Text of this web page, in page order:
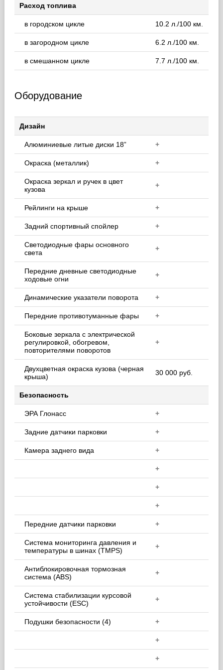
Расход топлива
в городском цикле 10.2 л./100 км.
в загородном цикле 6.2 л./100 км.
в смешанном цикле 7.7 л./100 км.
Оборудование
Дизайн
Алюминиевые литые диски 18” +
Окраска (металлик) +
Окраска зеркал и ручек в цвет
кузова
+
Рейлинги на крыше +
Задний спортивный спойлер +
Светодиодные фары основного
света
+
Передние дневные светодиодные
ходовые огни
+
Динамические указатели поворота +
Передние противотуманные фары +
Боковые зеркала с электрической
регулировкой, обогревом,
повторителями поворотов
+
Двухцветная окраска кузова (черная
крыша)
30 000 руб.
Безопасность
ЭРА Глонасс +
Задние датчики парковки +
Камера заднего вида +
+
+
+
Передние датчики парковки +
Система мониторинга давления и
температуры в шинах (TMPS)
+
Антиблокировочная тормозная
система (ABS)
+
Система стабилизации курсовой
устойчивости (ESC)
+
Подушки безопасности (4) +
+
+